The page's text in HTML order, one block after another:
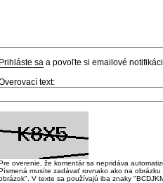
Prihláste sa a povoľte si emailové
text:
overenie, že komentár sa nepridáva
musíte zadávať rovnako ako na
V texte sa používajú iba znaky